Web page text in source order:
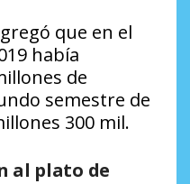
que en el
había
de
semestre de
300 mil.
al plato de